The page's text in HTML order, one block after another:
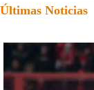
Últimas Noticias